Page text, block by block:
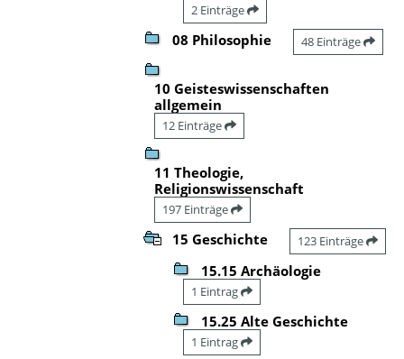
2 Einträge
08 Philosophie 48 Einträge
10 Geisteswissenschaften
allgemein
12 Einträge
11 Theologie,
Religionswissenschaft
197 Einträge
15 Geschichte 123 Einträge
15.15 Archäologie
1 Eintrag
15.25 Alte Geschichte
1 Eintrag